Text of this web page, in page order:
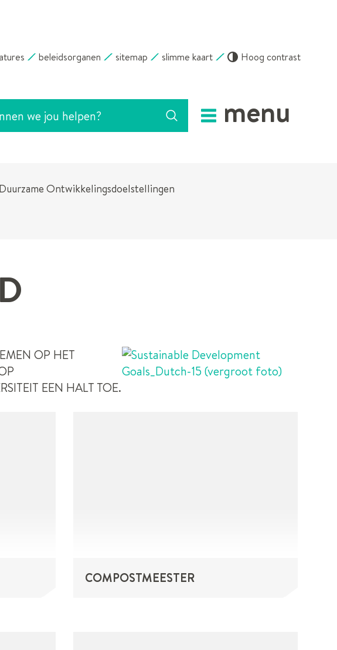
beleidsorganen sitemap slimme kaart Hoog contrast
Zoeken menu
Duurzame Ontwikkelingsdoelstellingen
OP HET
EEN HALT TOE.
COMPOSTMEESTER